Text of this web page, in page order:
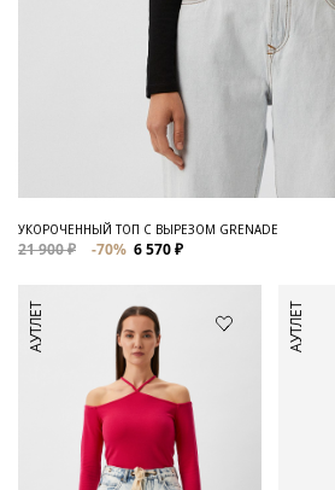
УКОРОЧЕННЫЙ ТОП С ВЫРЕЗОМ GRENADE
21 900 ₽ -70% 6 570 ₽
АУТЛЕТ АУТЛЕТ